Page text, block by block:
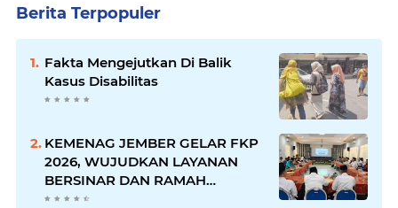
Berita Terpopuler
Fakta Mengejutkan Di Balik
Kasus Disabilitas
KEMENAG JEMBER GELAR FKP
2026, WUJUDKAN LAYANAN
BERSINAR DAN RAMAH
DISABILITAS